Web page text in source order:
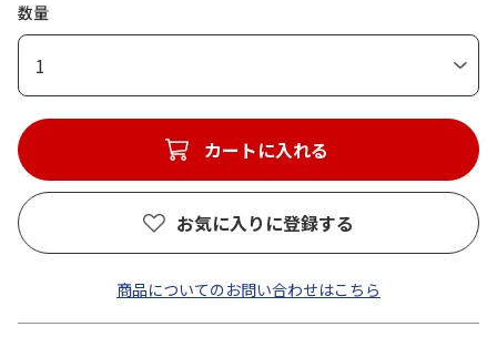
数量
1
カートに入れる
お気に入りに登録する
商品についてのお問い合わせはこちら